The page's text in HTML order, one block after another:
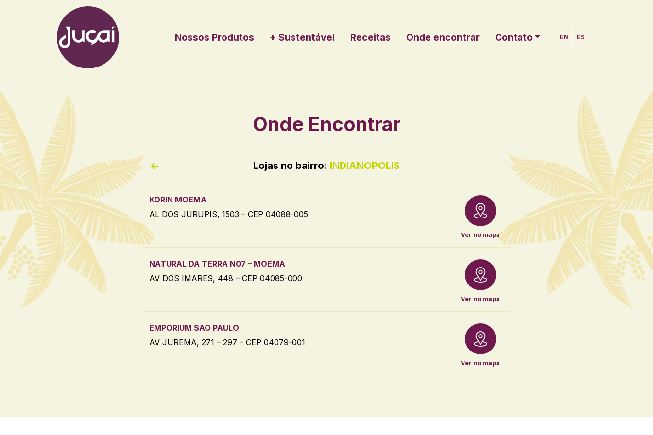
Main Navigation Nossos Produtos + Sustentável Receitas Onde encontrar Contato EN ES
Onde Encontrar
Lojas no bairro: INDIANOPOLIS
KORIN MOEMA
AL DOS JURUPIS, 1503 – CEP 04088-005
Ver no mapa
NATURAL DA TERRA N07 – MOEMA
AV DOS IMARES, 448 – CEP 04085-000
Ver no mapa
EMPORIUM SAO PAULO
AV JUREMA, 271 – 297 – CEP 04079-001
Ver no mapa